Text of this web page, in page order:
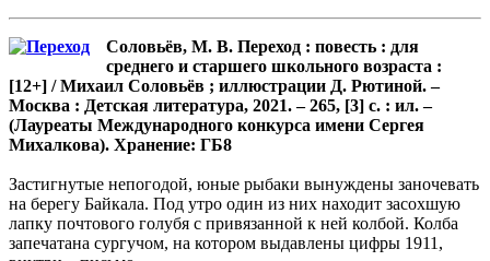
Соловьёв, М. В. Переход : повесть : для
среднего и старшего школьного возраста :
[12+] / Михаил Соловьёв ; иллюстрации Д. Рютиной. –
Москва : Детская литература, 2021. – 265, [3] с. : ил. –
(Лауреаты Международного конкурса имени Сергея
Михалкова). Хранение: ГБ8
Застигнутые непогодой, юные рыбаки вынуждены заночевать
на берегу Байкала. Под утро один из них находит засохшую
лапку почтового голубя с привязанной к ней колбой. Колба
запечатана сургучом, на котором выдавлены цифры 1911,